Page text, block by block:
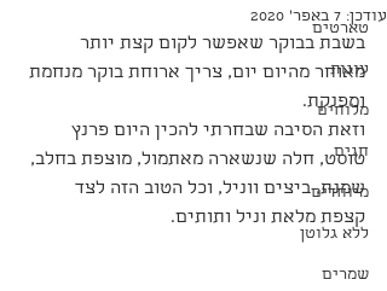
טארטים
עוגות
מלוחים
חגים
מיוחדים
ללא גלוטן
שמרים
עודכן: 7 באפר׳ 2020
בשבת בבוקר שאפשר לקום קצת יותר
מאוחר מהיום יום, צריך ארוחת בוקר מנחמת
ומפנקת.
וזאת הסיבה שבחרתי להכין היום פרנץ
טוסט, חלה שנשארה מאתמול, מוצפת בחלב,
שמנת, ביצים ווניל, וכל הטוב הזה לצד
קצפת מלאת וניל ותותים.